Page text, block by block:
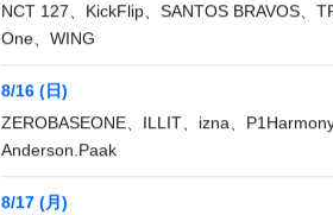
NCT 127、KickFlip、SANTOS BRAVOS、
One、WING
8/16 (日)
ZEROBASEONE、ILLIT、izna、
Anderson.Paak
8/17 (月)